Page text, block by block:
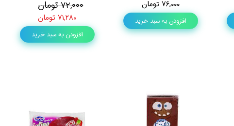
۷۶,۰۰۰ تومان
افزودن به سبد خرید
۷۲,۰۰۰ تومان
۷۱,۲۸۰ تومان
افزودن به سبد خرید